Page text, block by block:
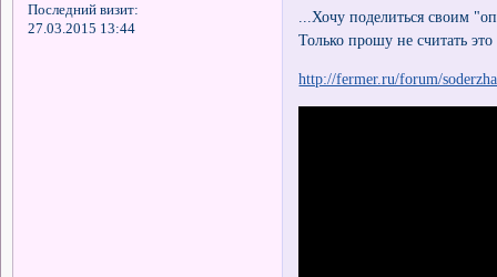
Последний визит:
27.03.2015 13:44
...Хочу поделиться своим
Только прошу не считать
http://fermer.ru/forum/